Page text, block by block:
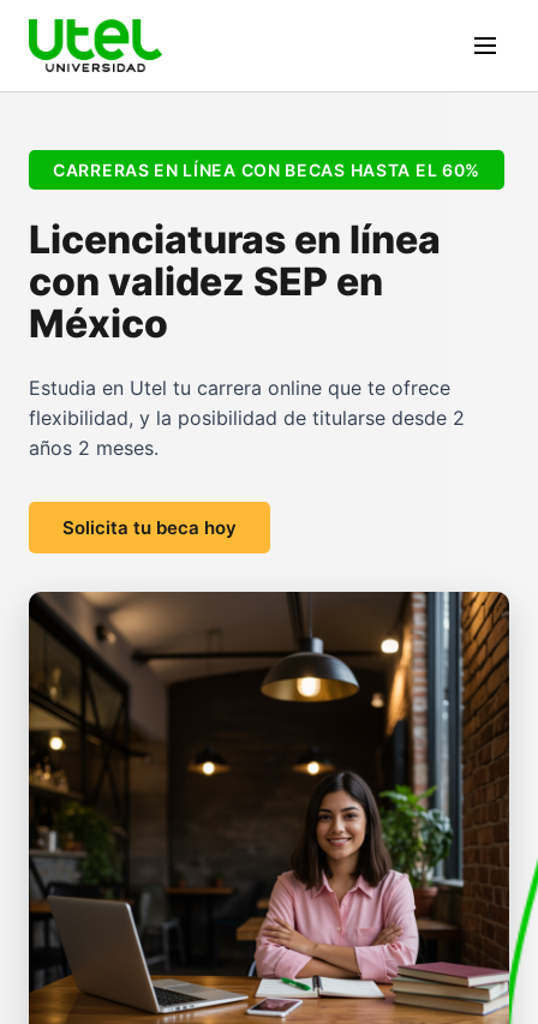
CARRERAS EN LÍNEA CON BECAS HASTA EL 60%
Licenciaturas en línea
con validez SEP en
México
Estudia en Utel tu carrera online que te ofrece
flexibilidad, y la posibilidad de titularse desde 2
años 2 meses.
Solicita tu beca hoy